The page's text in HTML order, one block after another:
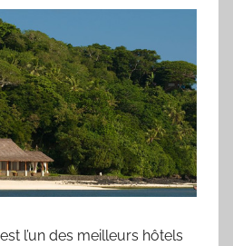
l’un des meilleurs hôtels